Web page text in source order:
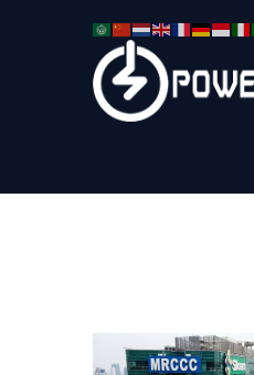
Service Plus